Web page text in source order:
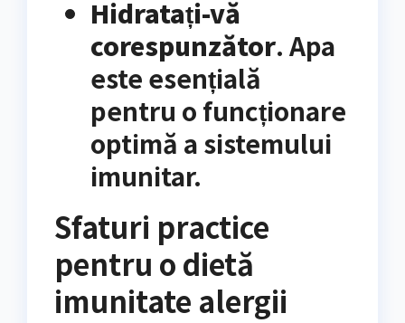
Hidratați-vă
corespunzător. Apa
este esențială
pentru o funcționare
optimă a sistemului
imunitar.
Sfaturi practice
pentru o dietă
imunitate alergii